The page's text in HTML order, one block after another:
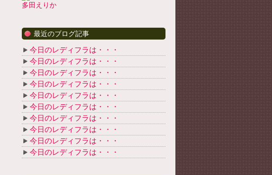
多田えりか
最近のブログ記事
今日のレディフラは・・・
今日のレディフラは・・・
今日のレディフラは・・・
今日のレディフラは・・・
今日のレディフラは・・・
今日のレディフラは・・・
今日のレディフラは・・・
今日のレディフラは・・・
今日のレディフラは・・・
今日のレディフラは・・・